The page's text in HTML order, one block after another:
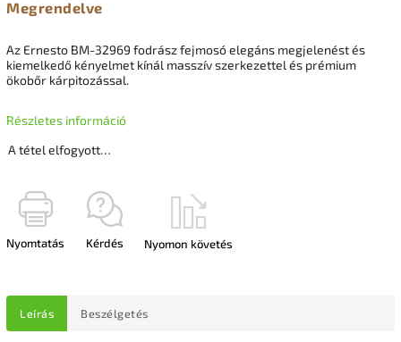
Megrendelve
A tétel elfogyott…
Az Ernesto BM-32969 fodrász fejmosó elegáns megjelenést és
kiemelkedő kényelmet kínál masszív szerkezettel és prémium
ökobőr kárpitozással.
Részletes információ
Nyomtatás Kérdés Nyomon követés
Leírás Beszélgetés